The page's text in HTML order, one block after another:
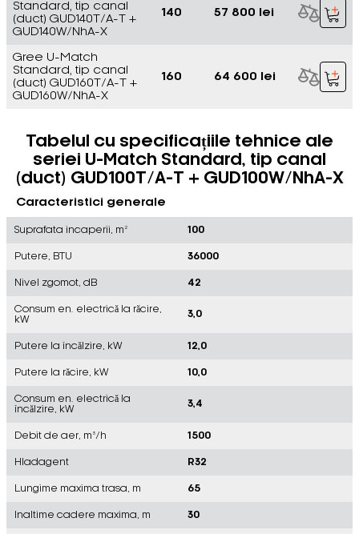
Standard, tip canal
(duct) GUD140T/A-T +
GUD140W/NhA-X
140 57 800 lei
Gree U-Match
Standard, tip canal
(duct) GUD160T/A-T +
GUD160W/NhA-X
160 64 600 lei
Tabelul cu specificațiile tehnice ale
seriei U-Match Standard, tip canal
(duct) GUD100T/A-T + GUD100W/NhA-X
Caracteristici generale
Suprafata incaperii, m² 100
Putere, BTU 36000
Nivel zgomot, dB 42
Consum en. electrică la răcire,
kW
3,0
Putere la încălzire, kW 12,0
Putere la răcire, kW 10,0
Consum en. electrică la
încălzire, kW
3,4
Debit de aer, m³/h 1500
Hladagent R32
Lungime maxima trasa, m 65
Inaltime cadere maxima, m 30